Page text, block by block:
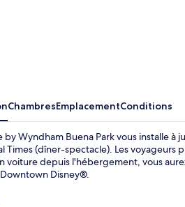
ChambresEmplacementConditions
by Wyndham Buena Park vous installe
Times (dîner-spectacle). Les voyageurs
voiture depuis l'hébergement, vous
Disney®.